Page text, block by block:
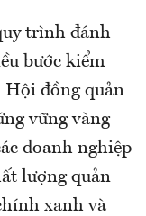
trình đánh
bước kiểm
đồng quản
vững vàng
doanh nghiệp
lượng quản
xanh và